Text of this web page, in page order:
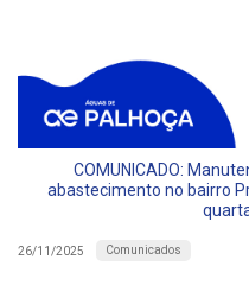
COMUNICADO:
abastecimento no bairro
26/11/2025 Comunicados